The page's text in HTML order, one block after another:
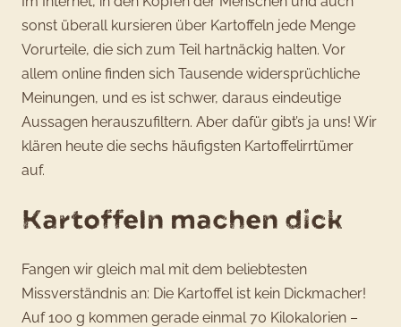
sonst überall kursieren über Kartoffeln jede Menge
Vorurteile, die sich zum Teil hartnäckig halten. Vor
allem online finden sich Tausende widersprüchliche
Meinungen, und es ist schwer, daraus eindeutige
Aussagen herauszufiltern. Aber dafür gibt’s ja uns! Wir
klären heute die sechs häufigsten Kartoffelirrtümer
auf.
Kartoffeln machen dick
Fangen wir gleich mal mit dem beliebtesten
Missverständnis an: Die Kartoffel ist kein Dickmacher!
Auf 100 g kommen gerade einmal 70 Kilokalorien –